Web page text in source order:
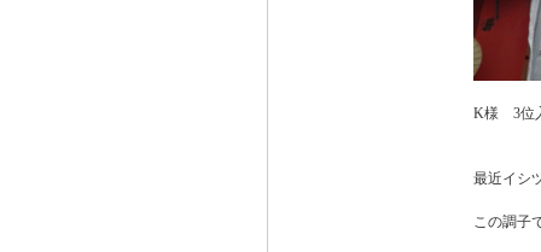
K様 3位
最近イシ
この調子